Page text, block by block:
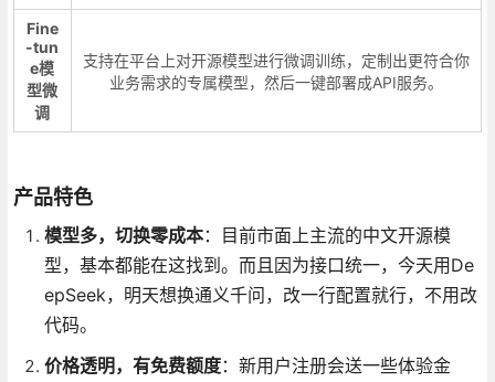
Fine
-tun
e模
型微
调
支持在平台上对开源模型进行微调训练，定制出更符合你
业务需求的专属模型，然后一键部署成API服务。
产品特色
模型多，切换零成本：目前市面上主流的中文开源模
型，基本都能在这找到。而且因为接口统一，今天用De
epSeek，明天想换通义千问，改一行配置就行，不用改
代码。
价格透明，有免费额度：新用户注册会送一些体验金